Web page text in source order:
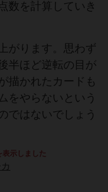
数を計算していき
がります。思わず
半ほど逆転の目が
描かれたカードも
をやらないという
ではないでしょう
表示しました